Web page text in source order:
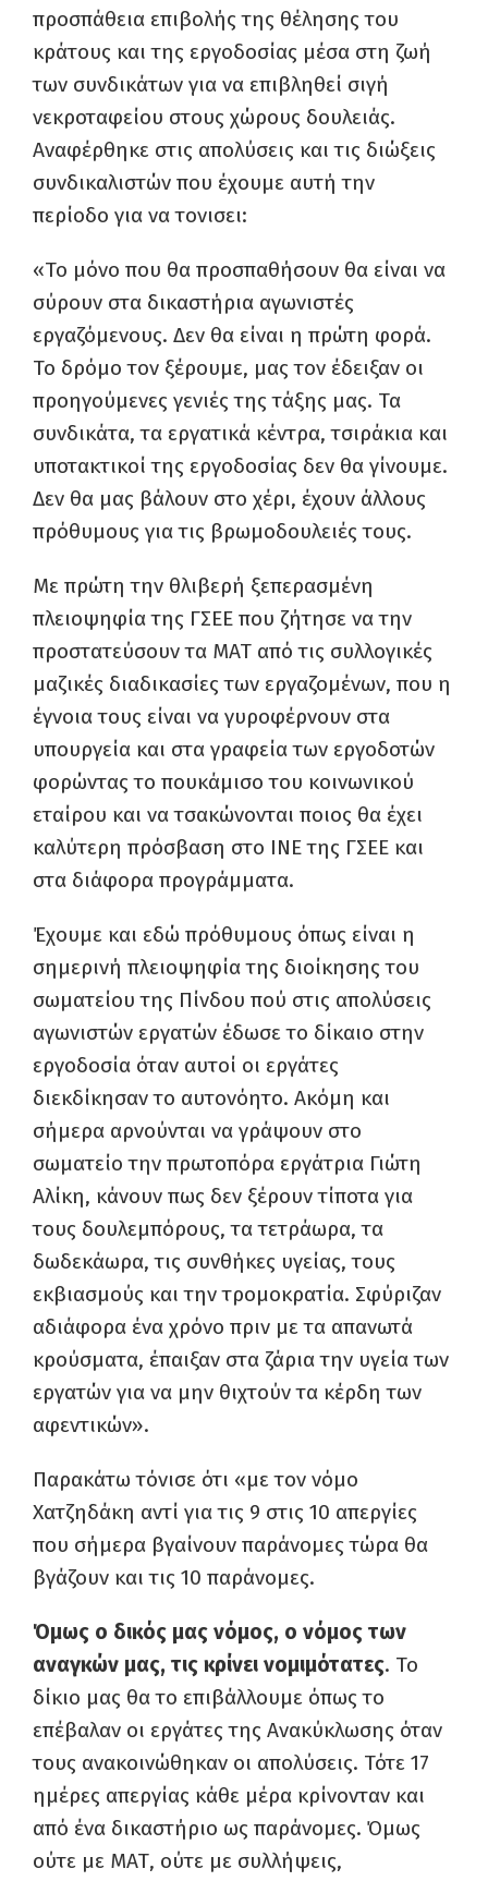
προσπάθεια επιβολής της θέλησης του
κράτους και της εργοδοσίας μέσα στη ζωή
των συνδικάτων για να επιβληθεί σιγή
νεκροταφείου στους χώρους δουλειάς.
Αναφέρθηκε στις απολύσεις και τις διώξεις
συνδικαλιστών που έχουμε αυτή την
περίοδο για να τονισει:
«Το μόνο που θα προσπαθήσουν θα είναι να
σύρουν στα δικαστήρια αγωνιστές
εργαζόμενους. Δεν θα είναι η πρώτη φορά.
Το δρόμο τον ξέρουμε, μας τον έδειξαν οι
προηγούμενες γενιές της τάξης μας. Τα
συνδικάτα, τα εργατικά κέντρα, τσιράκια και
υποτακτικοί της εργοδοσίας δεν θα γίνουμε.
Δεν θα μας βάλουν στο χέρι, έχουν άλλους
πρόθυμους για τις βρωμοδουλειές τους.
Με πρώτη την θλιβερή ξεπερασμένη
πλειοψηφία της ΓΣΕΕ που ζήτησε να την
προστατεύσουν τα ΜΑΤ από τις συλλογικές
μαζικές διαδικασίες των εργαζομένων, που η
έγνοια τους είναι να γυροφέρνουν στα
υπουργεία και στα γραφεία των εργοδοτών
φορώντας το πουκάμισο του κοινωνικού
εταίρου και να τσακώνονται ποιος θα έχει
καλύτερη πρόσβαση στο ΙΝΕ της ΓΣΕΕ και
στα διάφορα προγράμματα.
Έχουμε και εδώ πρόθυμους όπως είναι η
σημερινή πλειοψηφία της διοίκησης του
σωματείου της Πίνδου πού στις απολύσεις
αγωνιστών εργατών έδωσε το δίκαιο στην
εργοδοσία όταν αυτοί οι εργάτες
διεκδίκησαν το αυτονόητο. Ακόμη και
σήμερα αρνούνται να γράψουν στο
σωματείο την πρωτοπόρα εργάτρια Γιώτη
Αλίκη, κάνουν πως δεν ξέρουν τίποτα για
τους δουλεμπόρους, τα τετράωρα, τα
δωδεκάωρα, τις συνθήκες υγείας, τους
εκβιασμούς και την τρομοκρατία. Σφύριζαν
αδιάφορα ένα χρόνο πριν με τα απανωτά
κρούσματα, έπαιξαν στα ζάρια την υγεία των
εργατών για να μην θιχτούν τα κέρδη των
αφεντικών».
Παρακάτω τόνισε ότι «με τον νόμο
Χατζηδάκη αντί για τις 9 στις 10 απεργίες
που σήμερα βγαίνουν παράνομες τώρα θα
βγάζουν και τις 10 παράνομες.
Όμως ο δικός μας νόμος, ο νόμος των
αναγκών μας, τις κρίνει νομιμότατες. Το
δίκιο μας θα το επιβάλλουμε όπως το
επέβαλαν οι εργάτες της Ανακύκλωσης όταν
τους ανακοινώθηκαν οι απολύσεις. Τότε 17
ημέρες απεργίας κάθε μέρα κρίνονταν και
από ένα δικαστήριο ως παράνομες. Όμως
ούτε με ΜΑΤ, ούτε με συλλήψεις,